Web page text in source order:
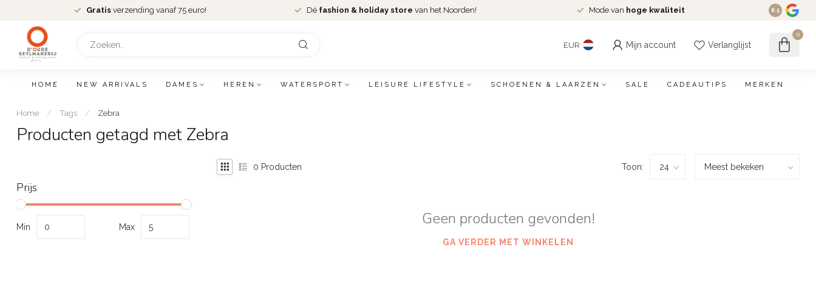
Gratis verzending vanaf 75 euro! Dé fashion & holiday store van het Noorden! Mode van hoge kwaliteit 8.5
EUR Mijn account Verlanglijst
0
HOME NEW ARRIVALS DAMES HEREN WATERSPORT LEISURE LIFESTYLE SCHOENEN & LAARZEN SALE CADEAUTIPS MERKEN
Home / Tags / Zebra
Producten getagd met Zebra
Prijs
Min Max
0 Producten Toon:
Geen producten gevonden!
GA VERDER MET WINKELEN